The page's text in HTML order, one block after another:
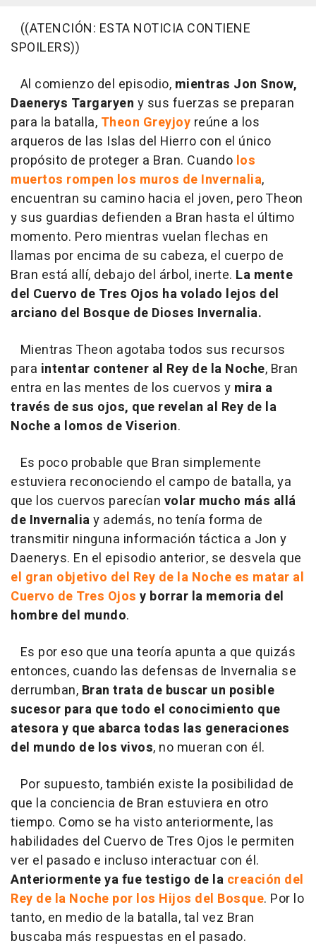
((ATENCIÓN: ESTA NOTICIA CONTIENE
SPOILERS))
Al comienzo del episodio, mientras Jon Snow,
Daenerys Targaryen y sus fuerzas se preparan
para la batalla, Theon Greyjoy reúne a los
arqueros de las Islas del Hierro con el único
propósito de proteger a Bran. Cuando los
muertos rompen los muros de Invernalia,
encuentran su camino hacia el joven, pero Theon
y sus guardias defienden a Bran hasta el último
momento. Pero mientras vuelan flechas en
llamas por encima de su cabeza, el cuerpo de
Bran está allí, debajo del árbol, inerte. La mente
del Cuervo de Tres Ojos ha volado lejos del
arciano del Bosque de Dioses Invernalia.
Mientras Theon agotaba todos sus recursos
para intentar contener al Rey de la Noche, Bran
entra en las mentes de los cuervos y mira a
través de sus ojos, que revelan al Rey de la
Noche a lomos de Viserion.
Es poco probable que Bran simplemente
estuviera reconociendo el campo de batalla, ya
que los cuervos parecían volar mucho más allá
de Invernaliay además, no tenía forma de
transmitir ninguna información táctica a Jon y
Daenerys. En el episodio anterior, se desvela que
el gran objetivo del Rey de la Noche es matar al
Cuervo de Tres Ojos y borrar la memoria del
hombre del mundo.
Es por eso que una teoría apunta a que quizás
entonces, cuando las defensas de Invernalia se
derrumban, Bran trata de buscar un posible
sucesor para que todo el conocimiento que
atesora y que abarca todas las generaciones
del mundo de los vivos, no mueran con él.
Por supuesto, también existe la posibilidad de
que la conciencia de Bran estuviera en otro
tiempo. Como se ha visto anteriormente, las
habilidades del Cuervo de Tres Ojos le permiten
ver el pasado e incluso interactuar con él.
Anteriormente ya fue testigo de la creación del
Rey de la Noche por los Hijos del Bosque. Por lo
tanto, en medio de la batalla, tal vez Bran
buscaba más respuestas en el pasado.